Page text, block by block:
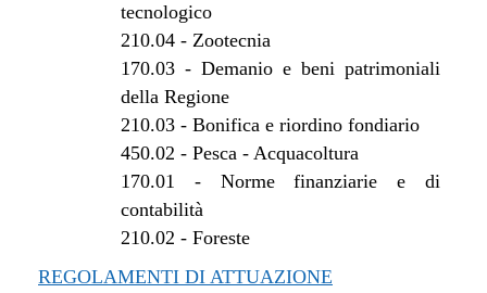
tecnologico
210.04- Zootecnia
170.03- Demanio e beni patrimoniali
della Regione
210.03- Bonifica e riordino fondiario
450.02 - Pesca - Acquacoltura
170.01 - Norme finanziarie e di
contabilità
210.02 - Foreste
REGOLAMENTI DI ATTUAZIONE